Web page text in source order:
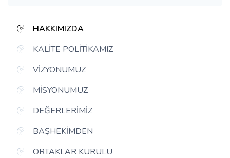
HAKKIMIZDA
KALITE POLITIKAMIZ
VIZYONUMUZ
MISYONUMUZ
DEĞERLERIMIZ
BAŞHEKIMDEN
ORTAKLAR KURULU